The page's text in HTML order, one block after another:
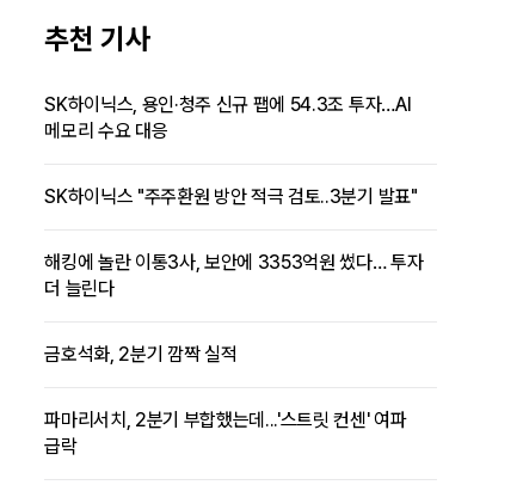
추천 기사
SK하이닉스, 용인·청주 신규 팹에 54.3조 투자…AI
메모리 수요 대응
SK하이닉스 "주주환원 방안 적극 검토..3분기 발표"
해킹에 놀란 이통3사, 보안에 3353억원 썼다… 투자
더 늘린다
금호석화, 2분기 깜짝 실적
파마리서치, 2분기 부합했는데...'스트릿 컨센' 여파
급락